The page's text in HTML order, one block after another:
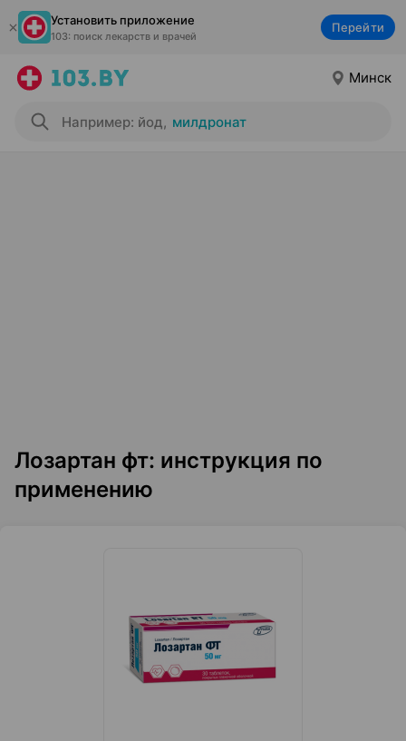
Установить приложение
103: поиск лекарств и врачей
Перейти
Минск
Например: йод, милдронат
Лозартан фт: инструкция по
применению